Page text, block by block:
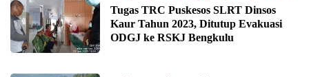
1 Januari 2024 15:34
Tugas TRC Puskesos SLRT Dinsos
Kaur Tahun 2023, Ditutup Evakuasi
ODGJ ke RSKJ Bengkulu